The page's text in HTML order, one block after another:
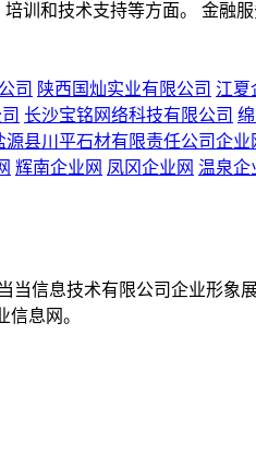
训和技术支持等方面。 金融
司 陕西国灿实业有限公司 江夏
长沙宝铭网络科技有限公司
源县川平石材有限责任公司企业
辉南企业网 凤冈企业网 温泉企
当信息技术有限公司企业形象
息网。